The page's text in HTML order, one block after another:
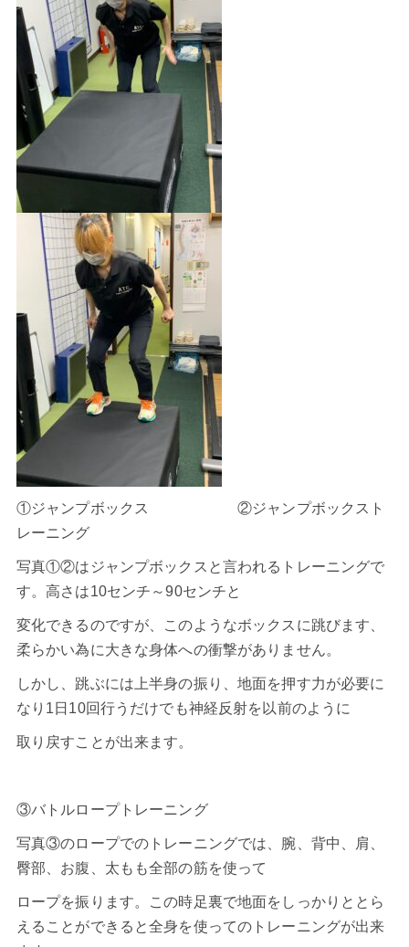
①ジャンプボックス ②ジャンプボックスト
レーニング
写真①②はジャンプボックスと言われるトレーニングで
す。高さは10センチ～90センチと
変化できるのですが、このようなボックスに跳びます、
柔らかい為に大きな身体への衝撃がありません。
しかし、跳ぶには上半身の振り、地面を押す力が必要に
なり1日10回行うだけでも神経反射を以前のように
取り戻すことが出来ます。
③バトルロープトレーニング
写真③のロープでのトレーニングでは、腕、背中、肩、
臀部、お腹、太もも全部の筋を使って
ロープを振ります。この時足裏で地面をしっかりととら
えることができると全身を使ってのトレーニングが出来